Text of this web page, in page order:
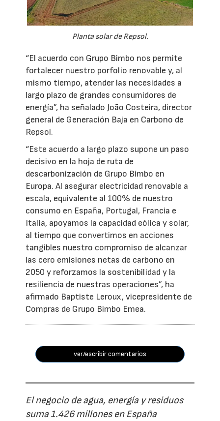
Planta solar de Repsol.
“El acuerdo con Grupo Bimbo nos permite
fortalecer nuestro porfolio renovable y, al
mismo tiempo, atender las necesidades a
largo plazo de grandes consumidores de
energía”, ha señalado João Costeira, director
general de Generación Baja en Carbono de
Repsol.
“Este acuerdo a largo plazo supone un paso
decisivo en la hoja de ruta de
descarbonización de Grupo Bimbo en
Europa. Al asegurar electricidad renovable a
escala, equivalente al 100% de nuestro
consumo en España, Portugal, Francia e
Italia, apoyamos la capacidad eólica y solar,
al tiempo que convertimos en acciones
tangibles nuestro compromiso de alcanzar
las cero emisiones netas de carbono en
2050 y reforzamos la sostenibilidad y la
resiliencia de nuestras operaciones”, ha
afirmado Baptiste Leroux, vicepresidente de
Compras de Grupo Bimbo Emea.
ver/escribir comentarios
El negocio de agua, energía y residuos
suma 1.426 millones en España